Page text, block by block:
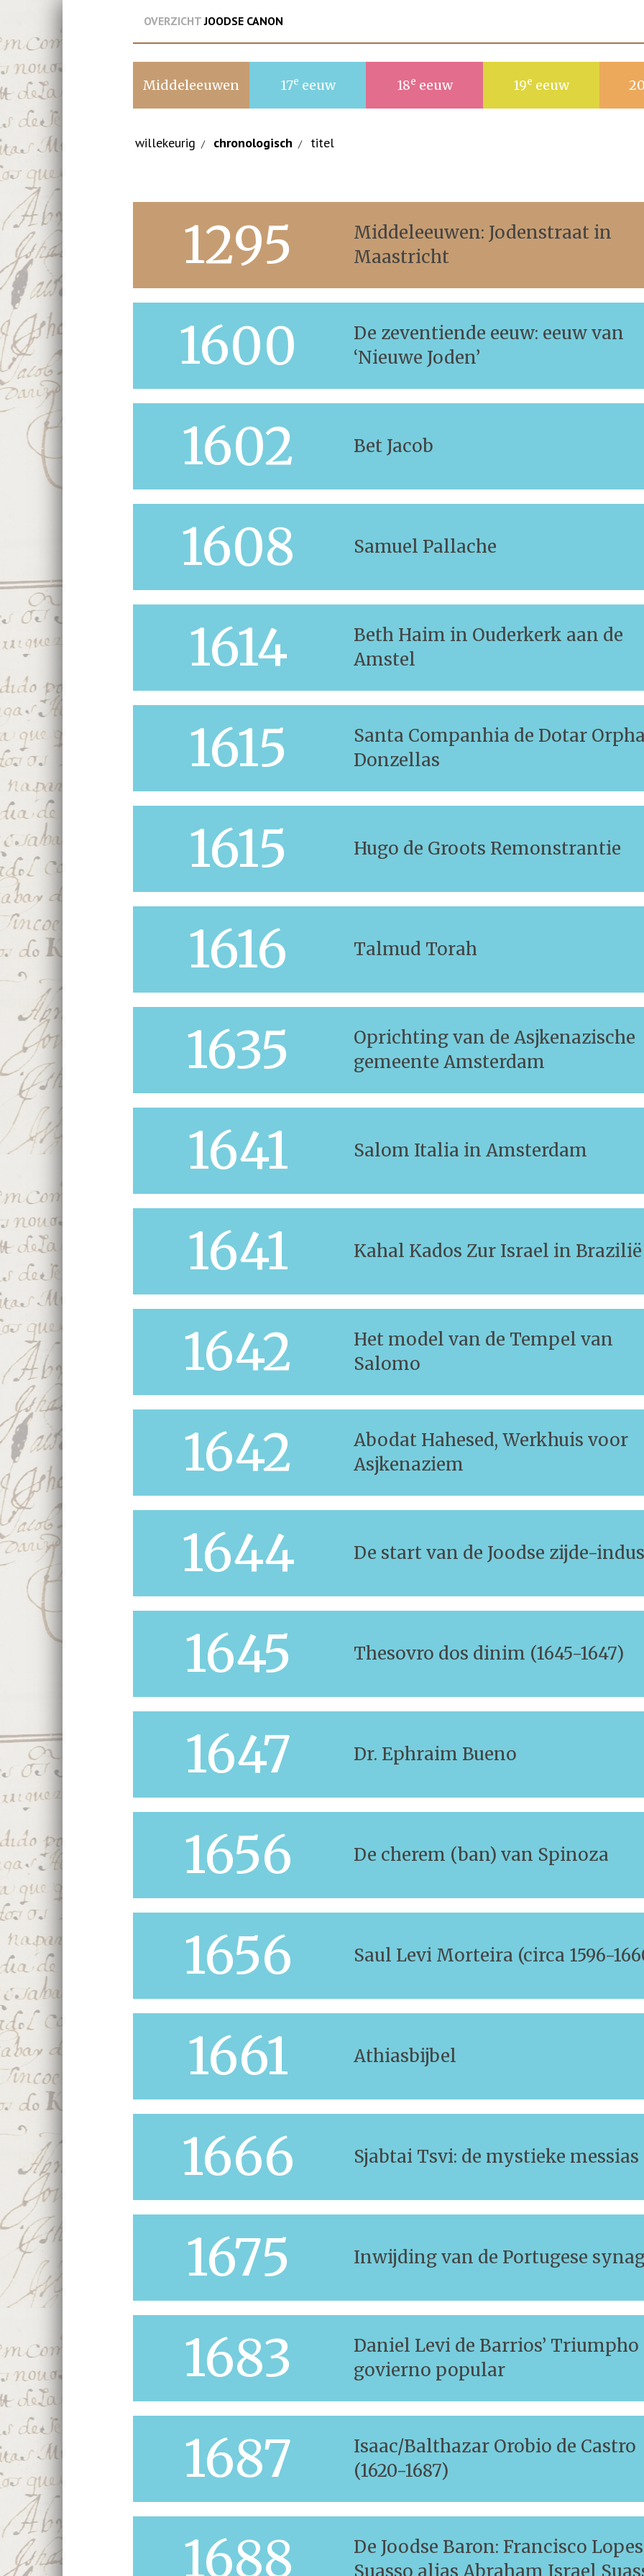
OVERZICHTJOODSE CANON
Middeleeuwen 17e eeuw 18e eeuw 19e eeuw
willekeurig / chronologisch / titel
1295
Middeleeuwen: Jodenstraat in
Maastricht
1600
De zeventiende eeuw: eeuw van
‘Nieuwe Joden’
1602 Bet Jacob
1608 Samuel Pallache
1614
Beth Haim in Ouderkerk aan de
Amstel
1615
Santa Companhia de Dotar
Donzellas
1615 Hugo de Groots Remonstrantie
1616 Talmud Torah
1635
Oprichting van de Asjkenazische
gemeente Amsterdam
1641 Salom Italia in Amsterdam
1641 Kahal Kados Zur Israel in Brazilië
1642
Het model van de Tempel van
Salomo
1642
Abodat Hahesed, Werkhuis voor
Asjkenaziem
1644 De start van de Joodse zijde-
1645 Thesovro dos dinim (1645-1647)
1647 Dr. Ephraim Bueno
1656 De cherem (ban) van Spinoza
1656 Saul Levi Morteira (circa 1596-
1661 Athiasbijbel
1666 Sjabtai Tsvi: de mystieke messias
1675 Inwijding van de Portugese
1683
Daniel Levi de Barrios’ Triumpho
govierno popular
1687
Isaac/Balthazar Orobio de Castro
(1620-1687)
1688
De Joodse Baron: Francisco Lopes
Suasso alias Abraham Israel